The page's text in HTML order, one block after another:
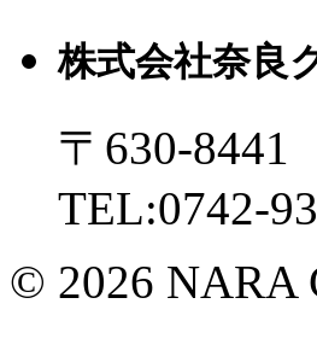
株式会社奈良
〒630-
TEL:0742-
© 2026 NARA